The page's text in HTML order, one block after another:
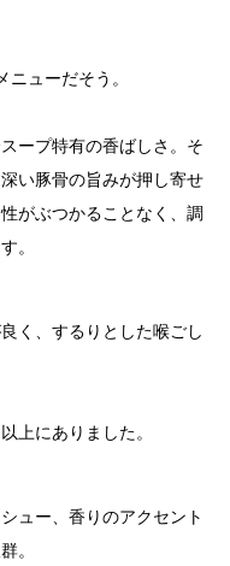
ューだそう。
ープ特有の香ばしさ。そ
い豚骨の旨みが押し寄せ
がぶつかることなく、調
。
く、するりとした喉ごし
上にありました。
ュー、香りのアクセント
。